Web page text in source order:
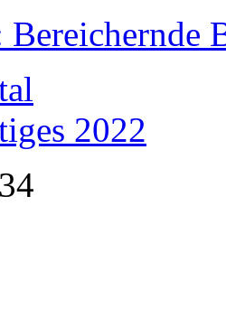
Bereichernde
2022